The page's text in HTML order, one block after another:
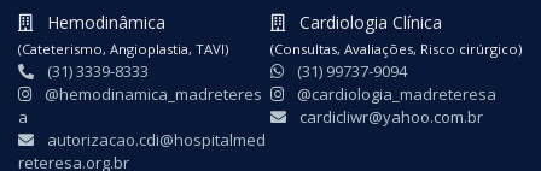
Hemodinâmica
(Cateterismo, Angioplastia, TAVI)
(31) 3339-8333
@hemodinamica_madreteres
a
autorizacao.cdi@hospitalmed
reteresa.org.br
Cardiologia Clínica
(Consultas, Avaliações, Risco cirúrgico)
(31) 99737-9094
@cardiologia_madreteresa
cardicliwr@yahoo.com.br